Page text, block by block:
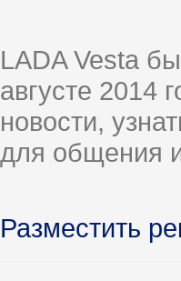
LADA Vesta
августе 2014
новости,
для общения
Разместить